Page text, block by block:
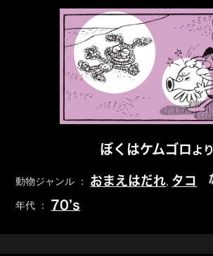
ぼくはケムゴロより
動物ジャンル ： おまえはだれ タコ
年代 ： 70’s